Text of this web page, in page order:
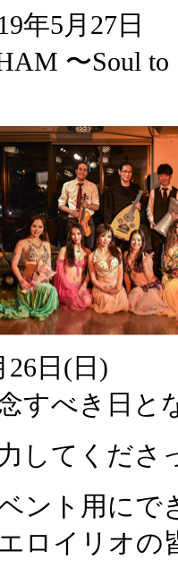
年5月27日
〜Soul to
26日(日)
すべき日と
してくださ
ント用にで
ロイリオの